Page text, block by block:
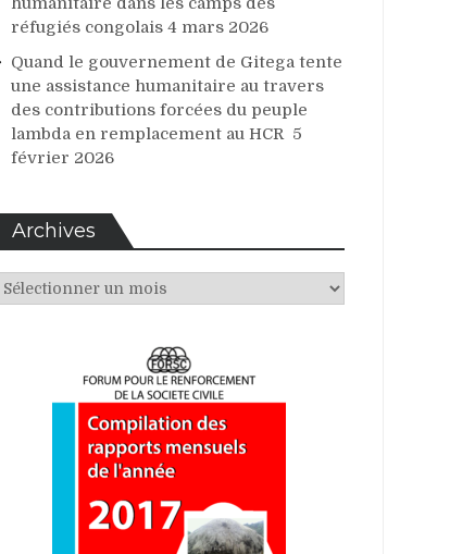
réfugiés congolais 4 mars 2026
Quand le gouvernement de Gitega tente
une assistance humanitaire au travers
des contributions forcées du peuple
lambda en remplacement au HCR 5
février 2026
Archives
Archives